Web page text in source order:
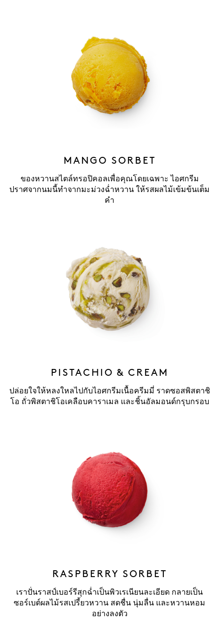
MANGO SORBET
ของหวานสไตล์ทรอปิคอลเพื่อคุณโดยเฉพาะ ไอศกรีม
ปราศจากนมนี้ทำจากมะม่วงฉ่ำหวาน ให้รสผลไม้เข้มข้นเต็ม
คำ
PISTACHIO & CREAM
ปล่อยใจให้หลงใหลไปกับไอศกรีมเนื้อครีมมี่ ราดซอสพิสตาชิ
โอ ถั่วพิสตาชิโอเคลือบคาราเมล และชิ้นอัลมอนด์กรุบกรอบ
RASPBERRY SORBET
เราปั่นราสป์เบอร์รีสุกฉ่ำเป็นพิวเรเนียนละเอียด กลายเป็น
ซอร์เบต์ผลไม้รสเปรี้ยวหวาน สดชื่น นุ่มลื่น และหวานหอม
อย่างลงตัว